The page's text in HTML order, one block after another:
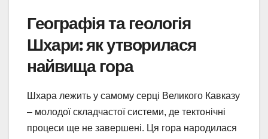
Географія та геологія
Шхари: як утворилася
найвища гора
Шхара лежить у самому серці Великого Кавказу
– молодої складчастої системи, де тектонічні
процеси ще не завершені. Ця гора народилася